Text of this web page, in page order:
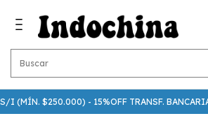
(MÍN. $250.000) - 15%OFF TRANSF. BANCARIA